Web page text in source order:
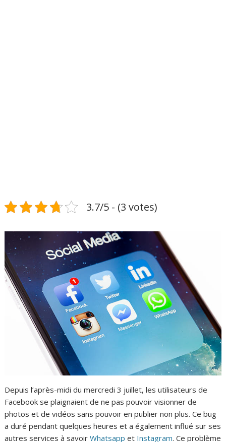
3.7/5 - (3 votes)
Depuis l’après-midi du mercredi 3 juillet, les utilisateurs de
Facebook se plaignaient de ne pas pouvoir visionner de
photos et de vidéos sans pouvoir en publier non plus. Ce bug
a duré pendant quelques heures et a également influé sur ses
autres services à savoirWhatsapp et Instagram. Ce problème